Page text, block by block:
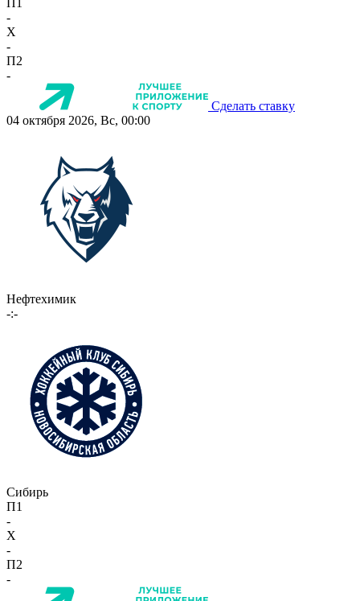
-
X
-
П2
-
Сделать ставку
04 октября 2026, Вс, 00:00
Нефтехимик
-:-
Сибирь
П1
-
X
-
П2
-